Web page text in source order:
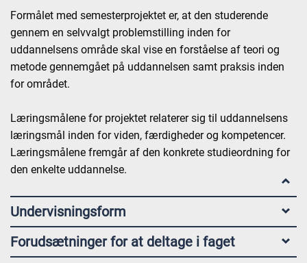
Formålet med semesterprojektet er, at den studerende
gennem en selvvalgt problemstilling inden for
uddannelsens område skal vise en forståelse af teori og
metode gennemgået på uddannelsen samt praksis inden
for området.
Læringsmålene for projektet relaterer sig til uddannelsens
læringsmål inden for viden, færdigheder og kompetencer.
Læringsmålene fremgår af den konkrete studieordning for
den enkelte uddannelse.
Undervisningsform
Forudsætninger for at deltage i faget